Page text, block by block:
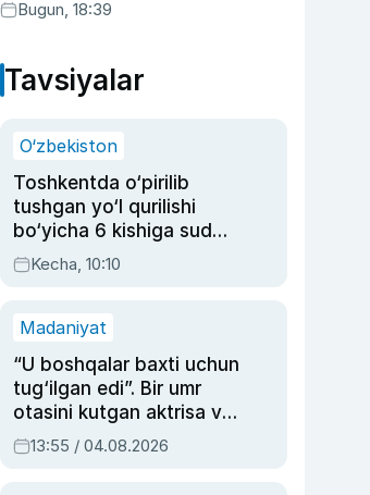
Bugun, 18:39
Tavsiyalar
O‘zbekiston
Toshkentda o‘pirilib
tushgan yo‘l qurilishi
bo‘yicha 6 kishiga sud
hukmi o‘qildi
Kecha, 10:10
Madaniyat
“U boshqalar baxti uchun
tug‘ilgan edi”. Bir umr
otasini kutgan aktrisa va
dublyaj ustasi Rimma
Ahmedovaning
13:55 / 04.08.2026